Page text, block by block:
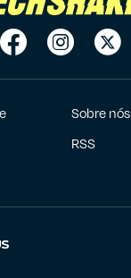
Sobre nós
RSS